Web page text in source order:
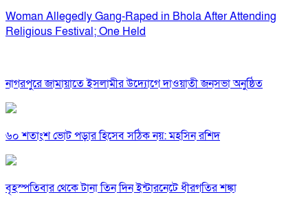
Woman Allegedly Gang-Raped in Bhola After Attending
Religious Festival; One Held
নাগরপুরে জামায়াতে ইসলামীর উদ্যোগে দাওয়াতী জনসভা অনুষ্ঠিত
৬০ শতাংশ ভোট পড়ার হিসেব সঠিক নয়: মহসিন রশিদ
বৃহস্পতিবার থেকে টানা তিন দিন ইন্টারনেটে ধীরগতির শঙ্কা